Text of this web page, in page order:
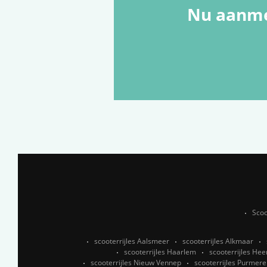
Nu
scooterrijles Aalsmeer scooterrijles Alkmaar
scooterrijles Haarlem
scooterrijles
scooterrijles Nieuw Vennep
scooterrijles